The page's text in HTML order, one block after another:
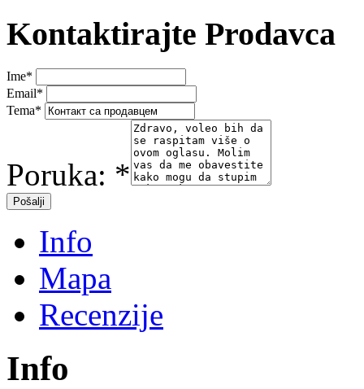
Kontaktirajte Prodavca
Ime*
Email*
Tema*
Poruka: *
Info
Mapa
Recenzije
Info